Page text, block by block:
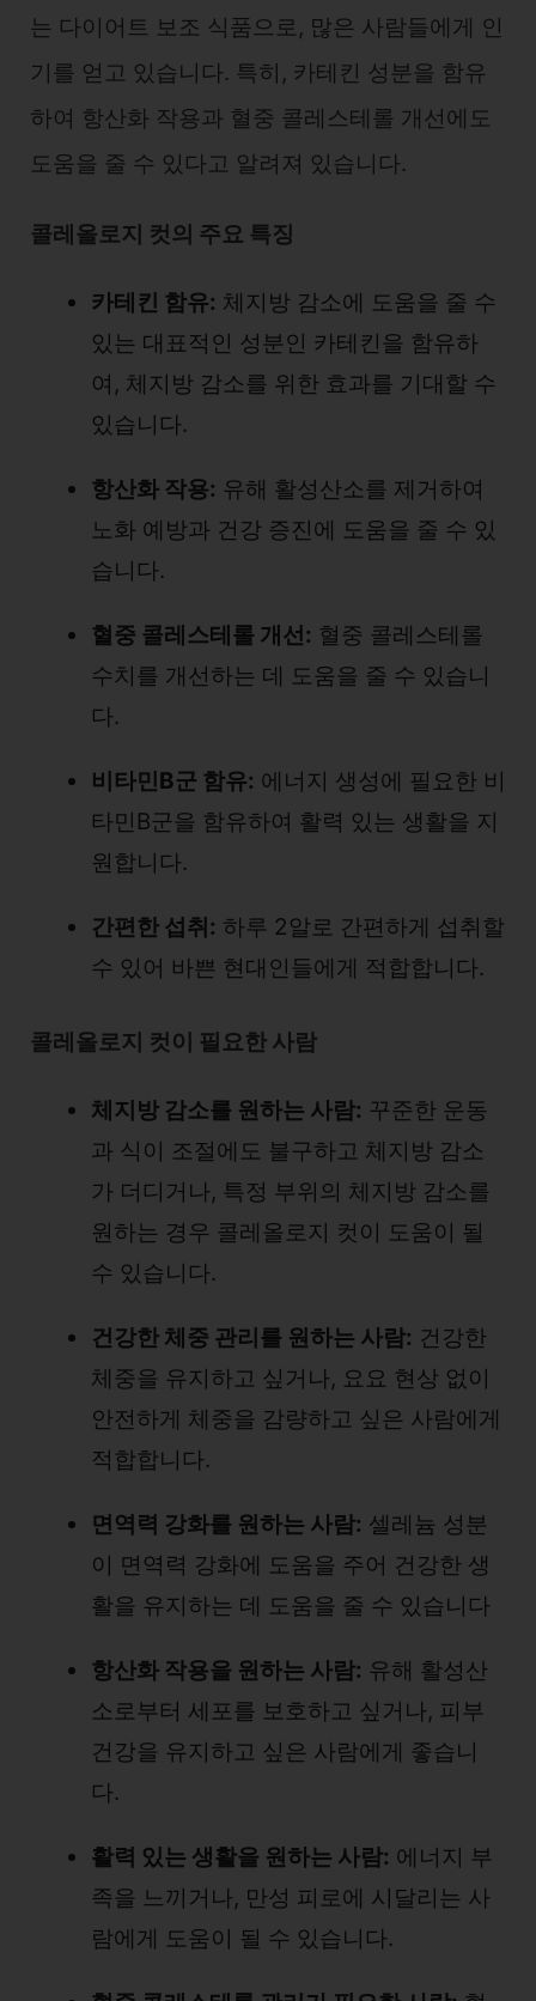
는 다이어트 보조 식품으로, 많은 사람들에게 인
기를 얻고 있습니다. 특히, 카테킨 성분을 함유
하여 항산화 작용과 혈중 콜레스테롤 개선에도
도움을 줄 수 있다고 알려져 있습니다.
콜레올로지 컷의 주요 특징
카테킨 함유: 체지방 감소에 도움을 줄 수
있는 대표적인 성분인 카테킨을 함유하
여, 체지방 감소를 위한 효과를 기대할 수
있습니다.
항산화 작용: 유해 활성산소를 제거하여
노화 예방과 건강 증진에 도움을 줄 수 있
습니다.
혈중 콜레스테롤 개선: 혈중 콜레스테롤
수치를 개선하는 데 도움을 줄 수 있습니
다.
비타민B군 함유: 에너지 생성에 필요한 비
타민B군을 함유하여 활력 있는 생활을 지
원합니다.
간편한 섭취: 하루 2알로 간편하게 섭취할
수 있어 바쁜 현대인들에게 적합합니다.
콜레올로지 컷이 필요한 사람
체지방 감소를 원하는 사람: 꾸준한 운동
과 식이 조절에도 불구하고 체지방 감소
가 더디거나, 특정 부위의 체지방 감소를
원하는 경우 콜레올로지 컷이 도움이 될
수 있습니다.
건강한 체중 관리를 원하는 사람: 건강한
체중을 유지하고 싶거나, 요요 현상 없이
안전하게 체중을 감량하고 싶은 사람에게
적합합니다.
면역력 강화를 원하는 사람: 셀레늄 성분
이 면역력 강화에 도움을 주어 건강한 생
활을 유지하는 데 도움을 줄 수 있습니다
항산화 작용을 원하는 사람: 유해 활성산
소로부터 세포를 보호하고 싶거나, 피부
건강을 유지하고 싶은 사람에게 좋습니
다.
활력 있는 생활을 원하는 사람: 에너지 부
족을 느끼거나, 만성 피로에 시달리는 사
람에게 도움이 될 수 있습니다.